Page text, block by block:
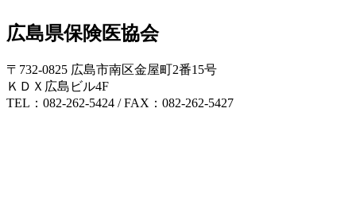
広島県保険医協会
〒732-0825 広島市南区金屋町2番15号
ＫＤＸ広島ビル4F
TEL：082-262-5424 / FAX：082-262-5427